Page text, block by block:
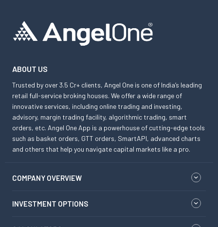
ABOUT US
Trusted by over 3.5 Cr+ clients, Angel One is one of India’s leading
retail full-service broking houses. We offer a wide range of
innovative services, including online trading and investing,
advisory, margin trading facility, algorithmic trading, smart
orders, etc. Angel One App is a powerhouse of cutting-edge tools
such as basket orders, GTT orders, SmartAPI, advanced charts
and others that help you navigate capital markets like a pro.
COMPANY OVERVIEW
INVESTMENT OPTIONS